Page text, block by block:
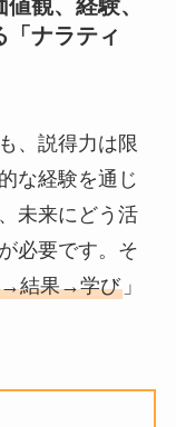
観、経験、
「ナラティ
、説得力は限
な経験を通じ
未来にどう活
必要です。そ
結果→学び」